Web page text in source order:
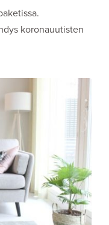
koronauutisten